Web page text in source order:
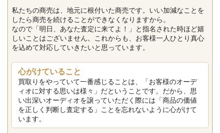
私たちの商売は、地元に根付いた商売です。いい加減なことを
したら商売を続けることができなくなりますから。
なので「明日、あなた査定に来てよ！」と指名された時ほど嬉
しいことはございません。これからも、お客様一人ひとり真心
を込めて対応していきたいと思っています。
心がけていること
買取りをやっていて一番感じることは、「お客様のオーデ
ィオに対する思いは様々」だということです。だから、思
い出深いオーディオを譲っていただく際には「商品の価値
を正しく判断し査定する」ことを忘れないように心がけて
います。